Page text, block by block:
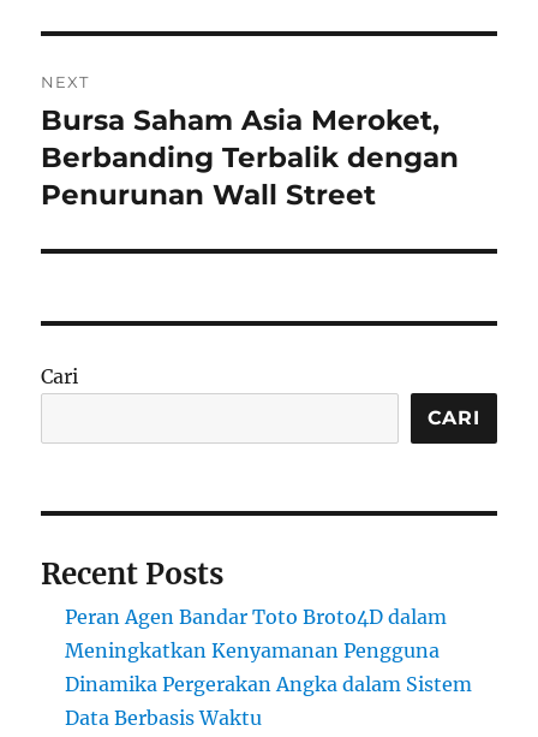
NEXT
Next
post:
Bursa Saham Asia Meroket,
Berbanding Terbalik dengan
Penurunan Wall Street
Cari
CARI
Recent Posts
Peran Agen Bandar Toto Broto4D dalam
Meningkatkan Kenyamanan Pengguna
Dinamika Pergerakan Angka dalam Sistem
Data Berbasis Waktu